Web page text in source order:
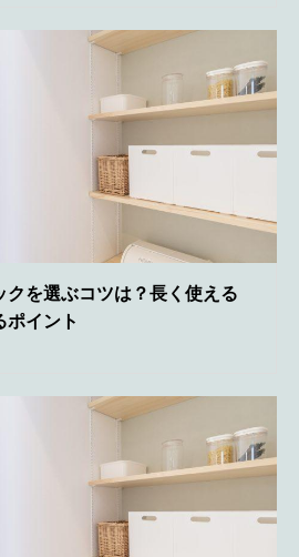
クを選ぶコツは？長く使える
ポイント